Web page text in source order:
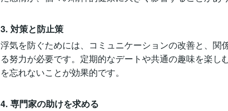
3. 対策と防止策
浮気を防ぐためには、コミュニケーションの改善と、関
る努力が必要です。定期的なデートや共通の趣味を楽し
を忘れないことが効果的です。
4. 専門家の助けを求める